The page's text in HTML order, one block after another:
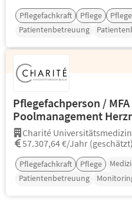
Pflegefachkraft Pflege
Patientenbetreuung
Pflegefachperson /
Poolmanagement
Charité
57.307,64 €/Jahr (geschätzt)
Pflegefachkraft Pflege
Patientenbetreuung